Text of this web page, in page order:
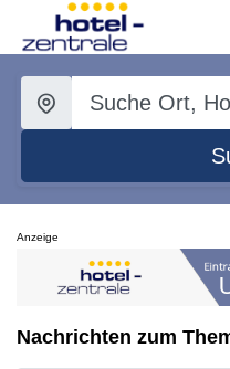
Anzeige
Nachrichten zum